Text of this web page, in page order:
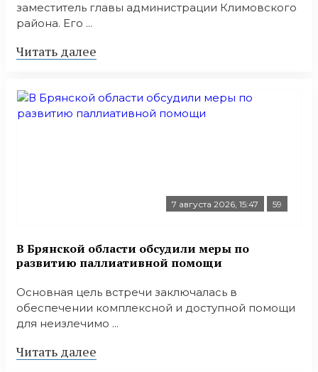
заместитель главы администрации Климовского
района. Его ...
Читать далее
7 августа 2026, 15:47 59
В Брянской области обсудили меры по
развитию паллиативной помощи
Основная цель встречи заключалась в
обеспечении комплексной и доступной помощи
для неизлечимо ...
Читать далее